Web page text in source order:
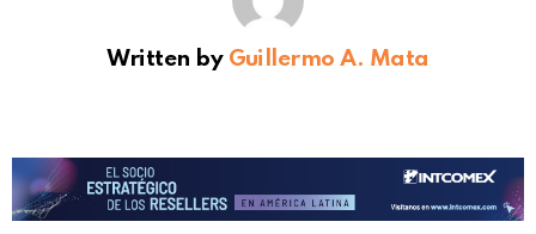
Written by Guillermo A. Mata